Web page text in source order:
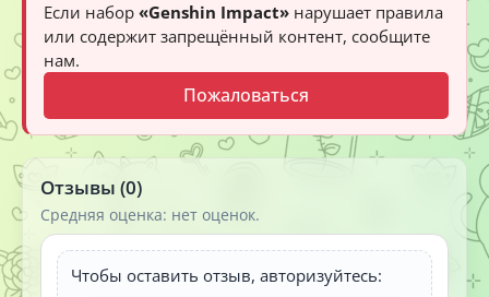
Если набор «Genshin Impact» нарушает правила
или содержит запрещённый контент, сообщите
нам.
Пожаловаться
Отзывы (0)
Средняя оценка: нет оценок.
Чтобы оставить отзыв, авторизуйтесь: